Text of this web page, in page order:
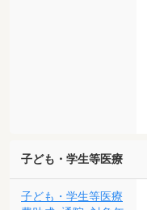
子ども・学生等医療
子ども・学生等医療